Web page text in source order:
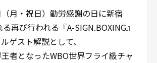
京都八王子市南町3-8 第2原嶋ビル1F
Tel/Fax：042-622-7222
〜土 14:00〜22:00 / 日・祝 14:00〜19:00
月・祝日）勤労感謝の日に新宿
る再び行われる『A-SIGN.BOXING』
ゲスト解説として、
者となったWBO世界フライ級チャ